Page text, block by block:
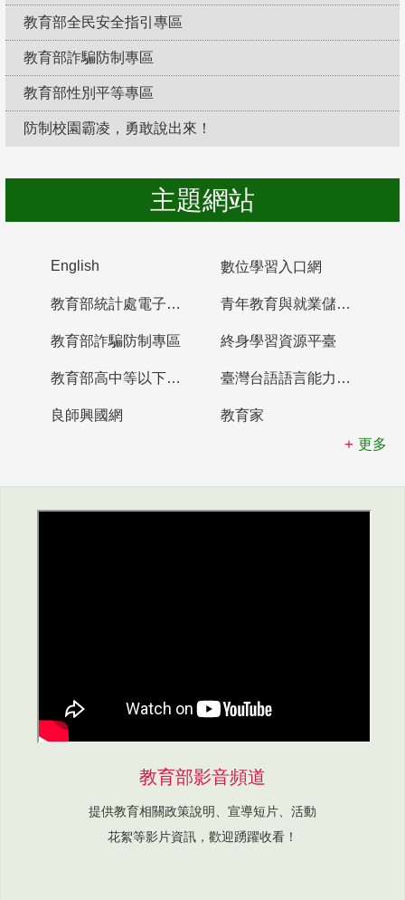
教育部全民安全指引專區
教育部詐騙防制專區
教育部性別平等專區
防制校園霸凌，勇敢說出來！
主題網站
English 數位學習入口網
教育部統計處電子書櫃 青年教育與就業儲蓄帳戶
教育部詐騙防制專區 終身學習資源平臺
教育部高中等以下學校及幼兒園教師資格檢定考試 臺灣台語語言能力認證網站
良師興國網
教育家
更多
教育部影音頻道
提供教育相關政策說明、宣導短片、活動
花絮等影片資訊，歡迎踴躍收看！